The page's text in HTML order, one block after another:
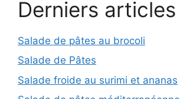
Derniers articles
Salade de pâtes au brocoli
Salade de Pâtes
Salade froide au surimi et ananas